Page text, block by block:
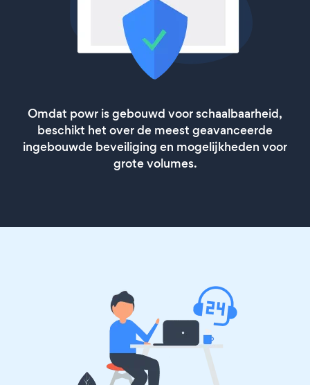
Omdat powr is gebouwd voor schaalbaarheid,
beschikt het over de meest geavanceerde
ingebouwde beveiliging en mogelijkheden voor
grote volumes.